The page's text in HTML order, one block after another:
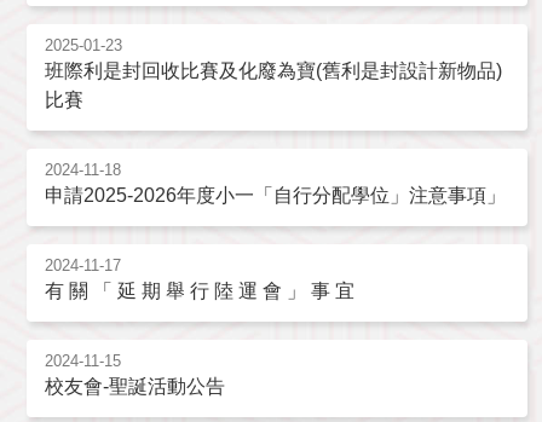
2025-01-23
班際利是封回收比賽及化廢為寶(舊利是封設計新物品)
比賽
2024-11-18
申請2025-2026年度小一「自行分配學位」注意事項」
2024-11-17
有 關 「 延 期 舉 行 陸 運 會 」 事 宜
2024-11-15
校友會-聖誕活動公告